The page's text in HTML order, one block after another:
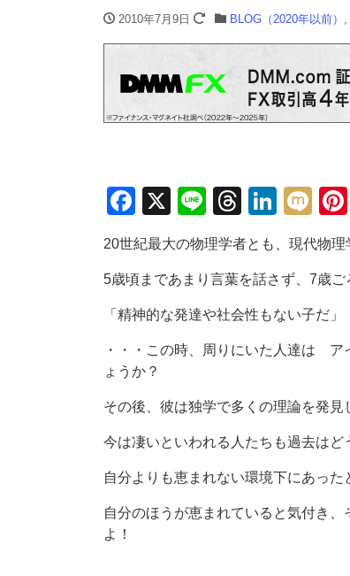
2010年7月9日 BLOG（2020年以前） ,
Facebook
X LineThreads
20世紀最大の物理学者とも、現代物
5歳頃まであまり言葉を話さず、7歳
「精神的な発達や社会性もない子だ
・・・この時、周りにいた人達は ア
ょうか？
その後、彼は独学で多くの理論を発見
今は凄いといわれる人たちも過去はど
自分よりも恵まれない環境下にあった
自分のほうが恵まれていると気付き
よ！